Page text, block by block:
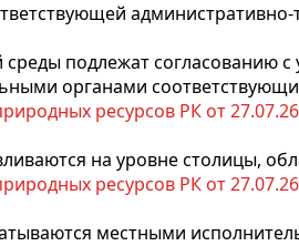
подлежат согласованию
органами
ресурсов РК от 27.07.26
на уровне столицы,
ресурсов РК от 27.07.26
местными